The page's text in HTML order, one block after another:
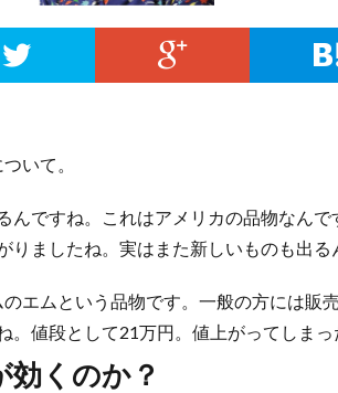
いて。
んですね。これはアメリカの品物なんで
りましたね。実はまた新しいものも出る
エムという品物です。一般の方には販
。値段として21万円。値上がってしまっ
くのか？